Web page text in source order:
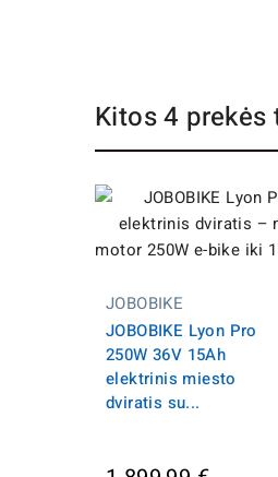
Kitos 4
JOBOBIKE
JOBOBIKE Lyon Pro
250W 36V 15Ah
elektrinis miesto
dviratis su...